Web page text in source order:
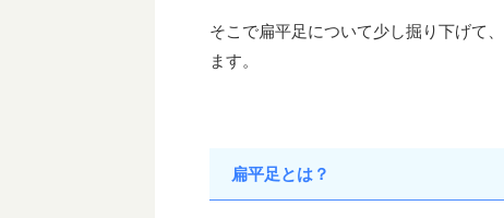
そこで扁平足について少し掘り下げて
ます。
扁平足とは？